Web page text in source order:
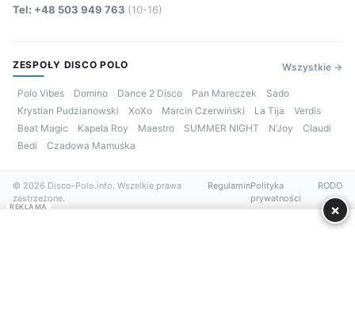
Tel: +48 503 949 763 (10-16)
ZESPOŁY DISCO POLO Wszystkie →
Polo Vibes Domino Dance 2 Disco Pan Mareczek
Sado
Krystian Pudzianowski
XoXo Marcin Czerwiński La Tija
Verdis
Beat Magic
Kapela Roy Maestro SUMMER NIGHT N’Joy
Claudi
Bedi
Czadowa Mamuśka
© 2026 Disco-Polo.info. Wszelkie prawa
zastrzeżone.
RegulaminPolityka
prywatności
RODO
REKLAMA ×